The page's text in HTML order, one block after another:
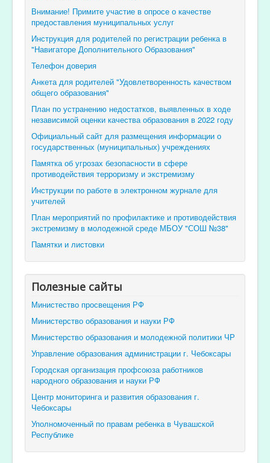
Внимание! Примите участие в опросе о качестве
предоставления муниципальных услуг
Инструкция для родителей по регистрации ребенка в
"Навигаторе Дополнительного Образования"
Телефон доверия
Анкета для родителей "Удовлетворенность качеством
общего образования"
План по устранению недостатков, выявленных в ходе
независимой оценки качества образования в 2022 году
Официальный сайт для размещения информации о
государственных (муниципальных) учреждениях
Памятка об угрозах безопасности в сфере
противодействия терроризму и экстремизму
Инструкции по работе в электронном журнале для
учителей
План мероприятий по профилактике и противодействия
экстремизму в молодежной среде МБОУ "СОШ №38"
Памятки и листовки
Полезные сайты
Министество просвещения РФ
Министерство образования и науки РФ
Министерство образования и молодежной политики ЧР
Управление образования администрации г. Чебоксары
Городская организация профсоюза работников
народного образования и науки РФ
Центр мониторинга и развития образования г.
Чебоксары
Уполномоченный по правам ребенка в Чувашской
Республике